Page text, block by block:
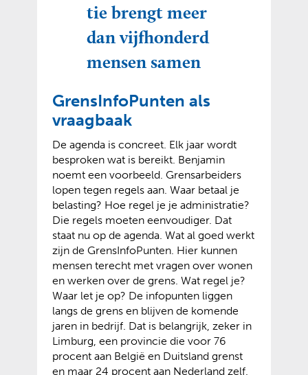
tie brengt meer
dan vijfhonderd
mensen samen
GrensInfoPunten als
vraagbaak
De agenda is concreet. Elk jaar wordt
besproken wat is bereikt. Benjamin
noemt een voorbeeld. Grensarbeiders
lopen tegen regels aan. Waar betaal je
belasting? Hoe regel je je administratie?
Die regels moeten eenvoudiger. Dat
staat nu op de agenda. Wat al goed werkt
zijn de GrensInfoPunten. Hier kunnen
mensen terecht met vragen over wonen
en werken over de grens. Wat regel je?
Waar let je op? De infopunten liggen
langs de grens en blijven de komende
jaren in bedrijf. Dat is belangrijk, zeker in
Limburg, een provincie die voor 76
procent aan België en Duitsland grenst
en maar 24 procent aan Nederland zelf.